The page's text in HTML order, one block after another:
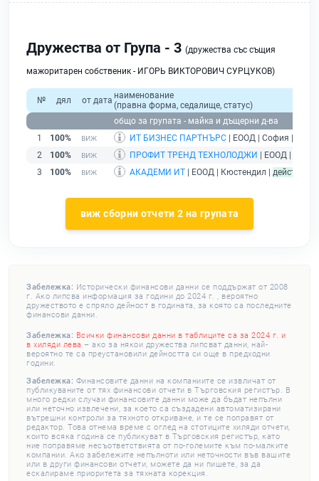
Дружества от Група - 3 (дружества със същия
мажоритарен собственик - ИГОРЬ ВИКТОРОВИЧ СУРЦУКОВ)
№ дял от дата наименование
(правна форма, седалище, статус)
общо за групата - майка и дъщерни д-ва
1
100% ИТ БИЗНЕС ПАРТНЪРС | ЕООД | София |
2
100% ПРОФИТ ТРЕНД ТЕХНОЛОДЖИ
| ЕООД |
3
100% АКАДЕМИ ИТ | ЕООД | Кюстендил | действащ
виж сборни отчети 2 на групата
Забележка: Исторически финансови данни се поддържат от 2008
г. Ако липсва информация за години до 2024 г. , вероятно
дружеството е спряло дейност в годината, за която са последните
финансови данни.
Забележка: Всички финансови данни в таблиците са за 2024 г. и
в хиляди лева – ако за някои дружества липсват данни, най-
вероятно те са преустановили дейността си още в предходни
години.
Забележка: Финансовите данни на компаниите се извличат от
публикуваните от тях финансови отчети в Търговския регистър. В
много редки случаи финансовите данни може да бъдат непълни
или неточно извлечени, за което са създадени автоматизирани
вътрешни контроли за тяхното откриване, и те се поправят от
редактор. Това отнема време с оглед на стотиците хиляди отчети,
които всяка година се публикуват в Търговския регистър, като
ние поправяме несъответствията от по-големите към по-малките
компании. Ако забележите непълноти или неточности във вашите
или в други финансови отчети, можете да ни пишете, за да
ескалираме приоритета за тяхната корекция.